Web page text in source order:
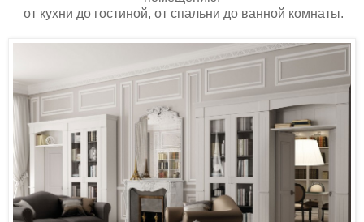
от кухни до гостиной, от спальни до ванной комнаты.